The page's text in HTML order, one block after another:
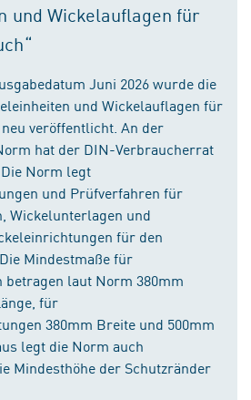
und Wickelauflagen für
Juni 2026 wurde die
und Wickelauflagen für
veröffentlicht. An der
hat der DIN-Verbraucherrat
Norm legt
und Prüfverfahren für
Wickelunterlagen und
für den
Mindestmaße für
laut Norm 380mm
für
380mm Breite und 500mm
legt die Norm auch
Mindesthöhe der Schutzränder